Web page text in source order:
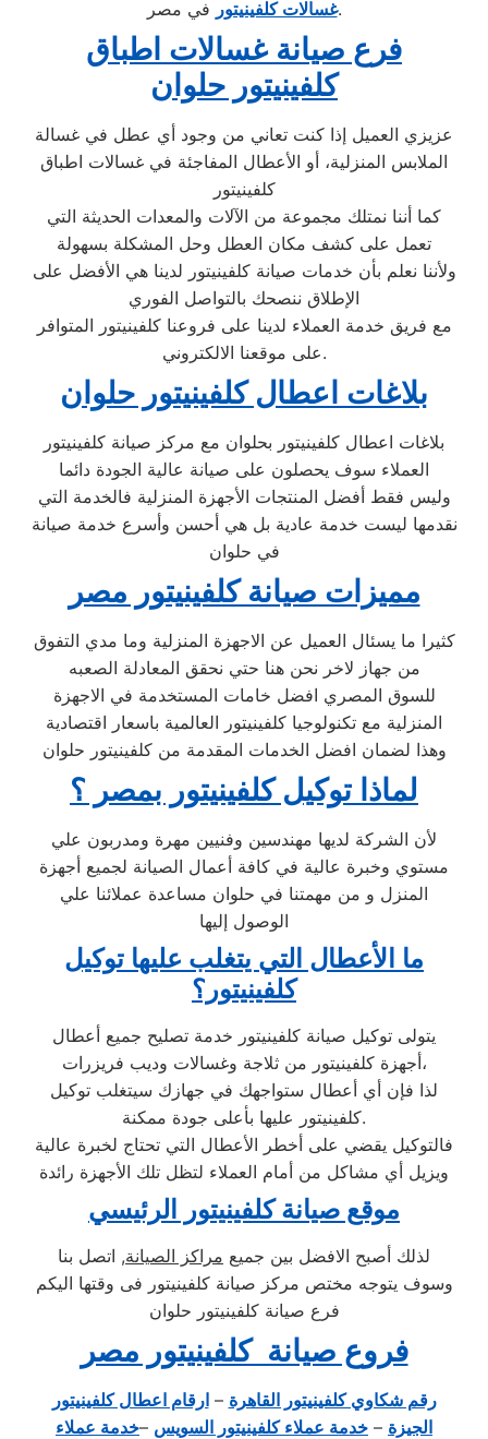
غسالات كلفينيتورفي مصر.
فرع صيانة غسالات اطباق
كلفينيتور حلوان
عزيزي العميل إذا كنت تعاني من وجود أي عطل في غسالة
الملابس المنزلية، أو الأعطال المفاجئة في غسالات اطباق
كلفينيتور
كما أننا نمتلك مجموعة من الآلات والمعدات الحديثة التي
تعمل على كشف مكان العطل وحل المشكلة بسهولة
ولأننا نعلم بأن خدمات صيانة كلفينيتور لدينا هي الأفضل على
الإطلاق ننصحك بالتواصل الفوري
مع فريق خدمة العملاء لدينا على فروعنا كلفينيتور المتوافر
على موقعنا الالكتروني.
بلاغات اعطال كلفينيتور حلوان
بلاغات اعطال كلفينيتور بحلوان مع مركز صيانة كلفينيتور
العملاء سوف يحصلون على صيانة عالية الجودة دائما
وليس فقط أفضل المنتجات الأجهزة المنزلية فالخدمة التي
نقدمها ليست خدمة عادية بل هي أحسن وأسرع خدمة صيانة
في حلوان
مميزات صيانة كلفينيتور مصر
كثيرا ما يسئال العميل عن الاجهزة المنزلية وما مدي التفوق
من جهاز لاخر نحن هنا حتي نحقق المعادلة الصعبه
للسوق المصري افضل خامات المستخدمة في الاجهزة
المنزلية مع تكنولوجيا كلفينيتور العالمية باسعار اقتصادية
وهذا لضمان افضل الخدمات المقدمة من كلفينيتور حلوان
لماذا توكيل كلفينيتور بمصر ؟
لأن الشركة لديها مهندسين وفنيين مهرة ومدربون علي
مستوي وخبرة عالية في كافة أعمال الصيانة لجميع أجهزة
المنزل و من مهمتنا في حلوان مساعدة عملائنا علي
الوصول إليها
ما الأعطال التي يتغلب عليها توكيل
كلفينيتور؟
يتولى توكيل صيانة كلفينيتور خدمة تصليح جميع أعطال
أجهزة كلفينيتور من ثلاجة وغسالات وديب فريزرات،
لذا فإن أي أعطال ستواجهك في جهازك سيتغلب توكيل
كلفينيتور عليها بأعلى جودة ممكنة.
فالتوكيل يقضي على أخطر الأعطال التي تحتاج لخبرة عالية
ويزيل أي مشاكل من أمام العملاء لتظل تلك الأجهزة رائدة
موقع صيانة كلفينيتور الرئيسي
لذلك أصبح الافضل بين جميع مراكز الصيانة, اتصل بنا
وسوف يتوجه مختص مركز صيانة كلفينيتور فى وقتها اليكم
فرع صيانة كلفينيتور حلوان
فروع صيانة كلفينيتور مصر
رقم شكاوي كلفينيتور القاهرة –ارقام اعطال كلفينيتور
الجيزة – خدمة عملاء كلفينيتور السويس –خدمة عملاء